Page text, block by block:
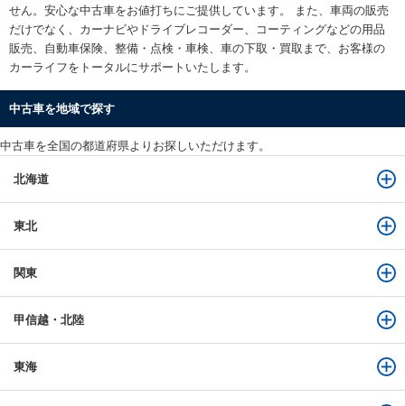
せん。安心な中古車をお値打ちにご提供しています。 また、車両の販売
だけでなく、カーナビやドライブレコーダー、コーティングなどの用品
販売、自動車保険、整備・点検・車検、車の下取・買取まで、お客様の
カーライフをトータルにサポートいたします。
中古車を地域で探す
中古車を全国の都道府県よりお探しいただけます。
北海道
東北
関東
甲信越・北陸
東海